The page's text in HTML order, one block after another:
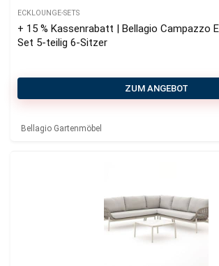
ECKLOUNGE-SETS
+ 15 % Kassenrabatt | Bellagio Campazzo
Set 5-teilig 6-Sitzer
ZUM ANGEBOT
Bellagio Gartenmöbel